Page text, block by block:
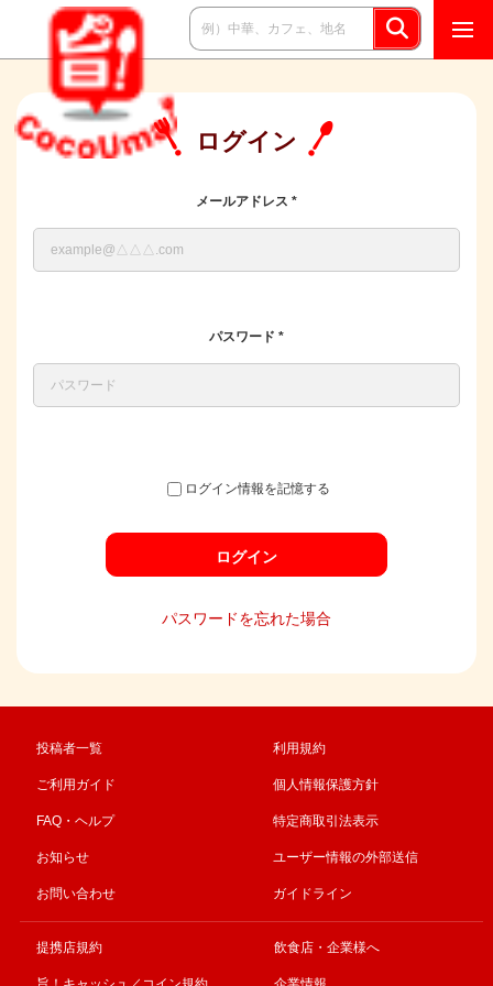
ログイン
メールアドレス *
パスワード *
ログイン情報を記憶する
ログイン
パスワードを忘れた場合
投稿者一覧
ご利用ガイド
FAQ・ヘルプ
お知らせ
お問い合わせ
利用規約
個人情報保護方針
特定商取引法表示
ユーザー情報の外部送信
ガイドライン
提携店規約 飲食店・企業様へ